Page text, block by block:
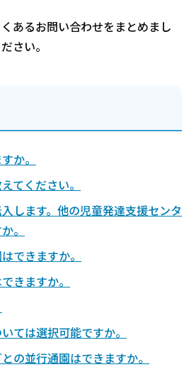
あるお問い合わせをまとめまし
さい。
か。
てください。
します。他の児童発達支援センタ
。
できますか。
きますか。
ては選択可能ですか。
の並行通園はできますか。